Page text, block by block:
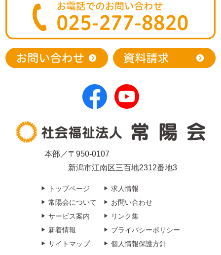
本部／〒950-0107
新潟市江南区三百地2312番地3
トップページ
常陽会について
サービス案内
新着情報
サイトマップ
求人情報
お問い合わせ
リンク集
プライバシーポリシー
個人情報保護方針